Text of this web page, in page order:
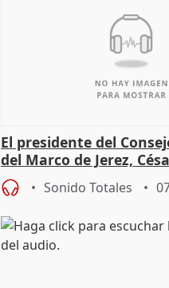
El presidente del
del Marco de Jerez,
sobre exportaciones
Sonido Totales